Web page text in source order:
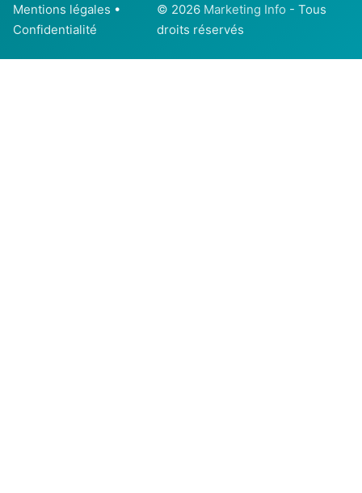
Mentions légales •
Confidentialité
© 2026 Marketing Info - Tous
droits réservés